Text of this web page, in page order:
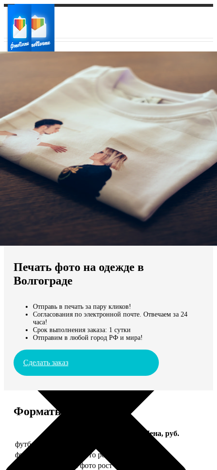
Ваш регион доставки
Выберите из списка:
Мы доставляем по всему миру
Продолжить без города
Печать фото на одежде в
Волгограде
Отправь в печать за пару кликов!
Согласования по электронной почте. Отвечаем за 24
часа!
Срок выполнения заказа: 1 сутки
Отправим в любой город РФ и мира!
Сделать заказ
Форматы и цены
Цена, руб.
футболка детская с фото рост 118 см
1490
футболка детская с фото рост 128 см
футболка детская с фото рост 134 см